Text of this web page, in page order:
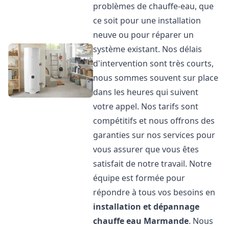
problèmes de chauffe-eau, que
ce soit pour une installation
neuve ou pour réparer un
système existant. Nos délais
d'intervention sont très courts,
nous sommes souvent sur place
dans les heures qui suivent
votre appel. Nos tarifs sont
compétitifs et nous offrons des
garanties sur nos services pour
vous assurer que vous êtes
satisfait de notre travail. Notre
équipe est formée pour
répondre à tous vos besoins en
installation et dépannage
chauffe eau Marmande. Nous